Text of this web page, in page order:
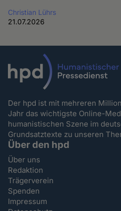
Christian Lührs
21.07.2026
Der hpd ist mit mehreren
Jahr das wichtigste Online-
humanistischen Szene im
Grundsatztexte zu unseren
Über den hpd
Über uns
Redaktion
Trägerverein
Spenden
Impressum